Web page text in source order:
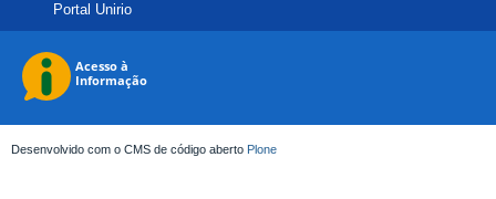
Portal Unirio
Desenvolvido com o CMS de código aberto Plone